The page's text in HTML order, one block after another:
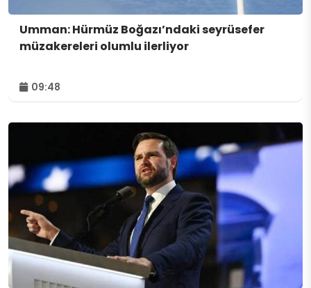
Umman: Hürmüz Boğazı’ndaki seyrüsefer
müzakereleri olumlu ilerliyor
09:48